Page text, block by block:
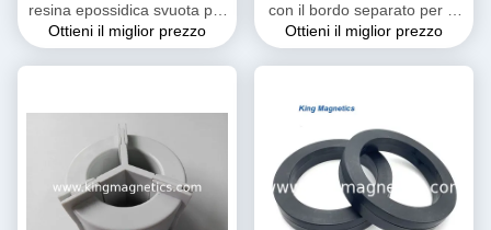
resina epossidica svuota per
la bobina d'arresto comune
Ottieni il miglior prezzo
con il bordo separato per la
bobina d'arresto comune
Ottieni il miglior prezzo